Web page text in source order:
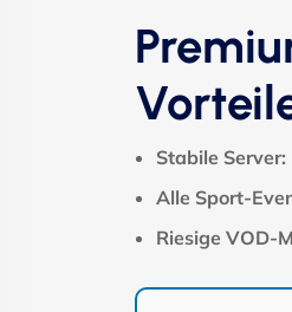
Stabile Server:
Alle Sport-
Riesige VOD-